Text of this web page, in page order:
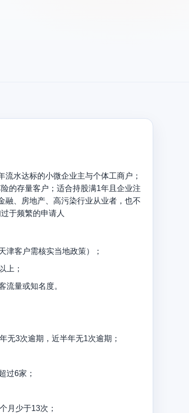
水达标的小微企业主与个体工商户；
的存量客户；适合持股满1年且企业注
融、房地产、高污染行业从业者，也不
于频繁的申请人
津客户需核实当地政策）；
上；
流量或知名度。
无3次逾期，近半年无1次逾期；
过6家；
月少于13次；